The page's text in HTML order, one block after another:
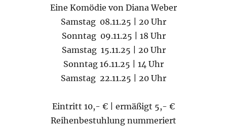
Eine Komödie von Diana Weber
Samstag 08.11.25 | 20 Uhr
Sonntag 09.11.25 | 18 Uhr
Samstag 15.11.25 | 20 Uhr
Sonntag 16.11.25 | 14 Uhr
Samstag 22.11.25 | 20 Uhr
Eintritt 10,- € | ermäßigt 5,- €
Reihenbestuhlung nummeriert